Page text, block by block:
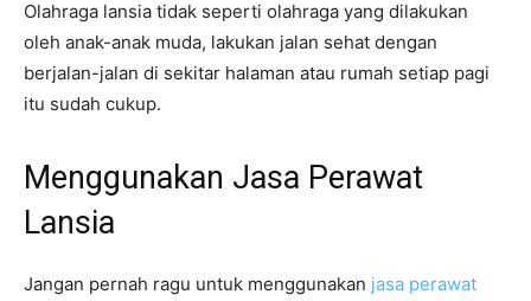
Olahraga lansia tidak seperti olahraga yang dilakukan
oleh anak-anak muda, lakukan jalan sehat dengan
berjalan-jalan di sekitar halaman atau rumah setiap pagi
itu sudah cukup.
Menggunakan Jasa Perawat
Lansia
Jangan pernah ragu untuk menggunakan jasa perawat